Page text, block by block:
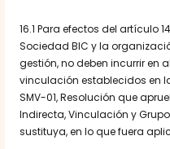
16.1 Para efectos del artículo
Sociedad BIC y la
gestión, no deben incurrir en
vinculación establecidos en
SMV-01, Resolución que
Indirecta, Vinculación y
sustituya, en lo que fuera